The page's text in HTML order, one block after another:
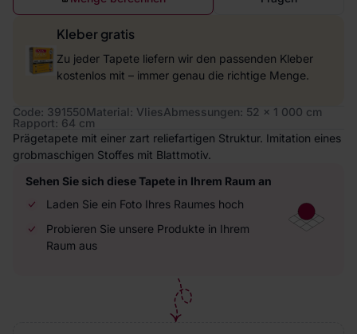
Kleber gratis
Zu jeder Tapete liefern wir den passenden Kleber
kostenlos mit – immer genau die richtige Menge.
Code: 391550Material: VliesAbmessungen: 52 x 1 000 cm
Rapport: 64 cm
Prägetapete mit einer zart reliefartigen Struktur. Imitation eines
grobmaschigen Stoffes mit Blattmotiv.
Sehen Sie sich diese Tapete in Ihrem Raum an
Laden Sie ein Foto Ihres Raumes hoch
Probieren Sie unsere Produkte in Ihrem
Raum aus